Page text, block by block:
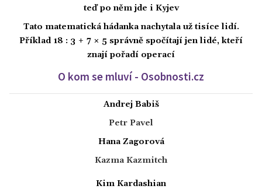
teď po něm jde i Kyjev
Tato matematická hádanka nachytala už tisíce lidí.
Příklad 18 : 3 + 7 × 5 správně spočítají jen lidé, kteří
znají pořadí operací
O kom se mluví - Osobnosti.cz
Andrej Babiš
Petr Pavel
Hana Zagorová
Kazma Kazmitch
Kim Kardashian